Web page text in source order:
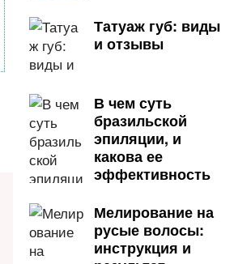
Татуаж губ: виды
и отзывы
В чем суть
бразильской
эпиляции, и
какова ее
эффективность
Мелирование на
русые волосы:
инструкция и